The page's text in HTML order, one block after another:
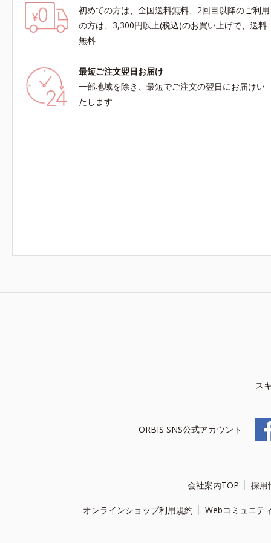
初めての方は、全国送料無料、2回目以降のご利用
の方は、3,300円以上(税込)のお買い上げで、送料
無料
最短ご注文翌日お届け
一部地域を除き、最短でご注文の翌日にお届けい
たします
ス
ORBIS SNS公式アカウント
会社案内TOP 採用
オンラインショップ利用規約 Webコミュニテ